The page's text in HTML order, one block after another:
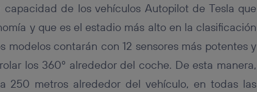
de los vehículos Autopilot de Tesla que
y que es el estadio más alto en la clasificación
modelos contarán con 12 sensores más potentes y
los 360º alrededor del coche. De esta manera,
250 metros alrededor del vehículo, en todas las